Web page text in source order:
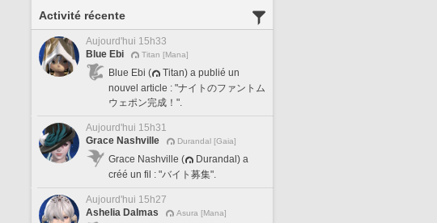
Activité récente
Aujourd'hui 15h33
Blue Ebi
Titan [Mana]
Blue Ebi (
Titan) a publié un
nouvel article : "ナイトのファントム
ウェポン完成！".
Aujourd'hui 15h31
Grace Nashville
Durandal [Gaia]
Grace Nashville (
Durandal) a
créé un fil : "バイト募集".
Aujourd'hui 15h27
Ashelia Dalmas
Asura [Mana]